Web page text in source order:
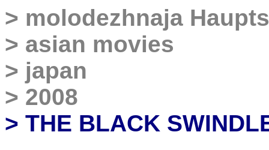
> molodezhnaja
> asian movies
> japan
> 2008
> THE BLACK